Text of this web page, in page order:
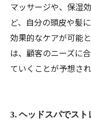
マッサージや、保湿
ど、自分の頭皮や髪
効果的なケアが可能
は、顧客のニーズに
ていくことが予想され
3. ヘッドスパでス